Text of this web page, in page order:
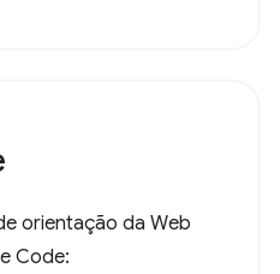
orientação da Web
Code: